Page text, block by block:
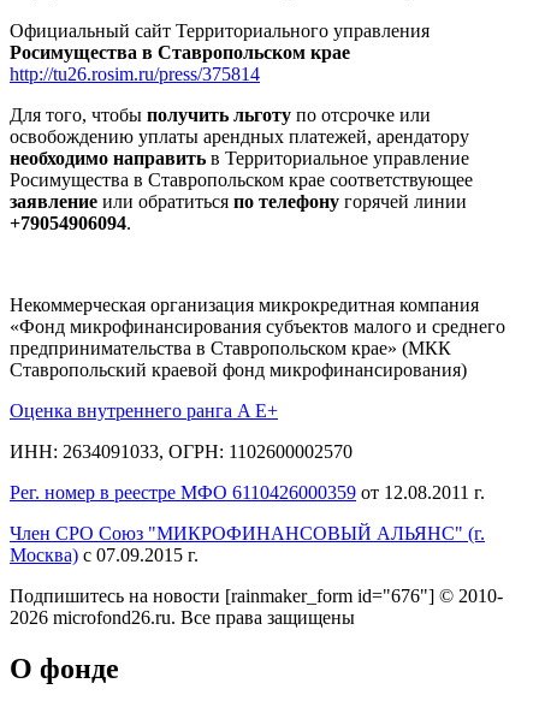
Официальный сайт Территориального управления
Росимущества в Ставропольском крае
http://tu26.rosim.ru/press/375814
Для того, чтобы получить льготу по отсрочке или
освобождению уплаты арендных платежей, арендатору
необходимо направить в Территориальное управление
Росимущества в Ставропольском крае соответствующее
заявление или обратиться по телефону горячей линии
+79054906094.
Некоммерческая организация микрокредитная компания
«Фонд микрофинансирования субъектов малого и среднего
предпринимательства в Ставропольском крае» (МКК
Ставропольский краевой фонд микрофинансирования)
Оценка внутреннего ранга A E+
ИНН: 2634091033, ОГРН: 1102600002570
Рег. номер в реестре МФО 6110426000359 от 12.08.2011 г.
Член СРО Союз "МИКРОФИНАНСОВЫЙ АЛЬЯНС" (г.
Москва) с 07.09.2015 г.
Подпишитесь на новости [rainmaker_form id="676"] © 2010-
2026 microfond26.ru. Все права защищены
О фонде